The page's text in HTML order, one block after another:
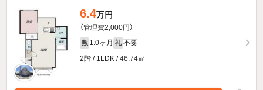
6.4万円
（管理費2,000円）
敷 1.0ヶ月 礼 不要
2階 / 1LDK / 46.74㎡